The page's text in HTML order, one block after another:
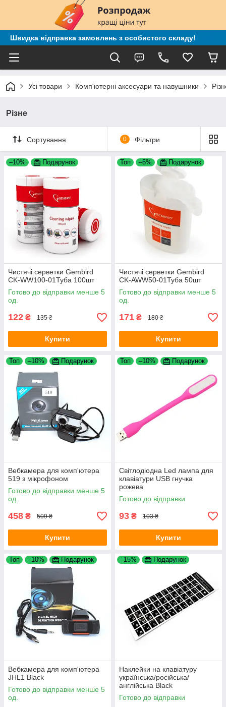
Швидка відправка замовлень з особистого складу!
Усі товари Комп'ютерні аксесуари та навушники
Різне
Сортування 0 Фільтри
–10% Подарунок
Чистячі серветки Gembird
CK-WW100-01Туба 100шт
Готово до відправки менше 5
од.
122 ₴ 135 ₴
Купити
Топ –5% Подарунок
Чистячі серветки Gembird
CK-AWW50-01Туба 50шт
Готово до відправки менше 5
од.
171 ₴ 180 ₴
Купити
Топ –10% Подарунок
Вебкамера для комп'ютера
519 з мікрофоном
Готово до відправки менше 5
од.
458 ₴ 509 ₴
Купити
Топ –10% Подарунок
Світлодіодна Led лампа для
клавіатури USB гнучка
рожева
Готово до відправки
93 ₴ 103 ₴
Купити
Топ –10% Подарунок
Вебкамера для комп'ютера
JHL1 Black
Готово до відправки менше 5
од.
–15% Подарунок
Наклейки на клавіатуру
українська/російська/
англійська Black
Готово до відправки